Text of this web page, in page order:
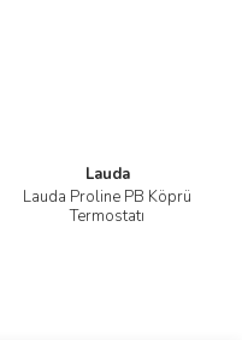
Lauda
Lauda Proline PB Köprü
Termostatı